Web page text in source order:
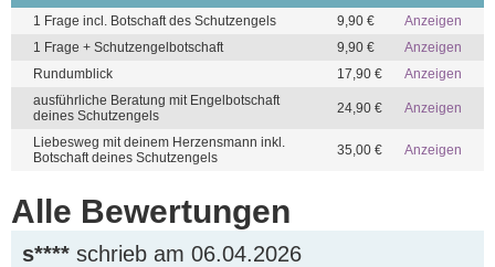
1 Frage incl. Botschaft des Schutzengels
9,90 €
Anzeigen
1 Frage + Schutzengelbotschaft
9,90 €
Anzeigen
Rundumblick
17,90 €
Anzeigen
ausführliche Beratung mit Engelbotschaft
deines Schutzengels
24,90 € Anzeigen
Liebesweg mit deinem Herzensmann inkl.
Botschaft deines Schutzengels
35,00 € Anzeigen
Alle Bewertungen
s**** schrieb am 06.04.2026